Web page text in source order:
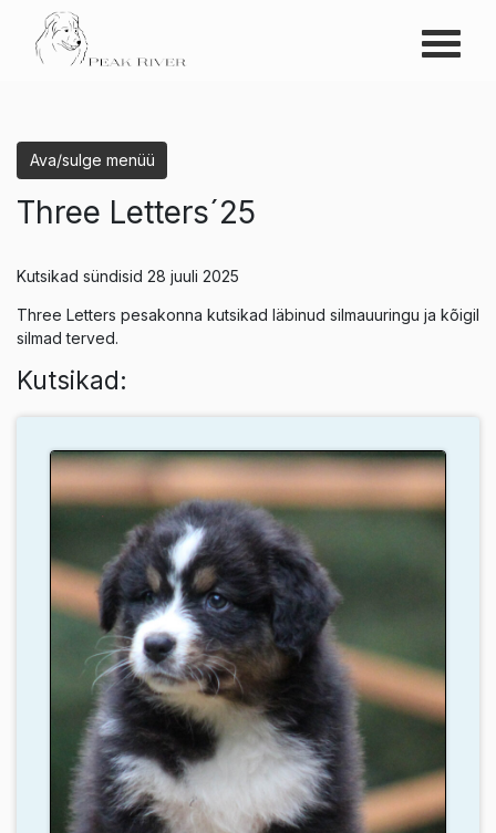
Menüü
Ava/sulge menüü
Three Letters´25
Kutsikad sündisid 28 juuli 2025
Three Letters pesakonna kutsikad läbinud silmauuringu ja kõigil
silmad terved.
Kutsikad: